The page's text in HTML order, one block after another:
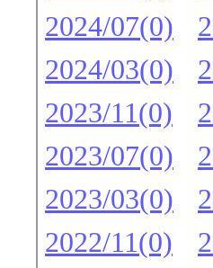
2024/07(0)
2024/03(0)
2023/11(0)
2023/07(0)
2023/03(0)
2022/11(0)